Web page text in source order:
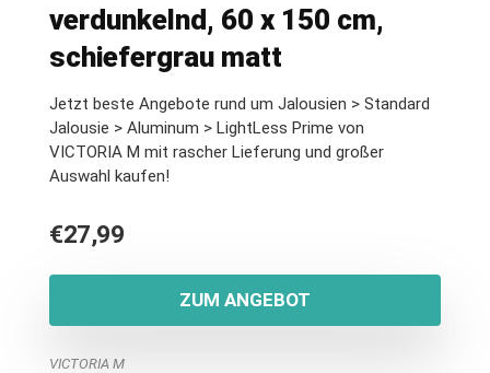
verdunkelnd, 60 x 150 cm,
schiefergrau matt
Jetzt beste Angebote rund um Jalousien > Standard
Jalousie > Aluminum > LightLess Prime von
VICTORIA M mit rascher Lieferung und großer
Auswahl kaufen!
€27,99
ZUM ANGEBOT
VICTORIA M